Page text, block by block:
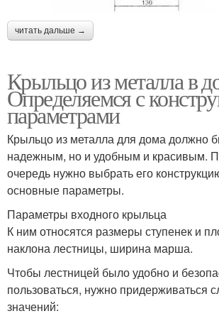
читать дальше →
Крыльцо из металла в
Определяемся с
параметрами
Крыльцо из металла для дома должно
надежным, но и удобным и красивым.
очередь нужно выбрать его
основные параметры.
Параметры входного крыльца
К ним относятся размеры ступенек и
наклона лестницы, ширина марша.
Чтобы лестницей было удобно и
пользоваться, нужно придерживаться
значений: